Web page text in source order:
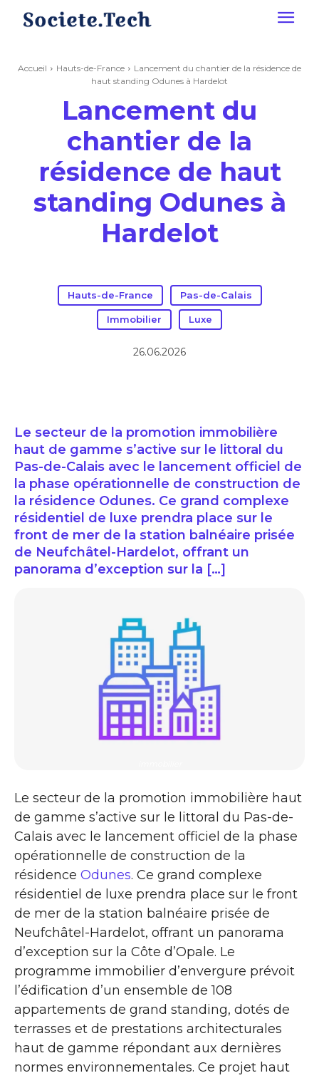
Accueil Hauts-de-France
Lancement du chantier de la résidence de
haut standing Odunes à Hardelot
Lancement du
chantier de la
résidence de haut
standing Odunes à
Hardelot
Hauts-de-France Pas-de-Calais
Immobilier Luxe
26.06.2026
Le secteur de la promotion immobilière
haut de gamme s’active sur le littoral du
Pas-de-Calais avec le lancement officiel de
la phase opérationnelle de construction de
la résidence Odunes. Ce grand complexe
résidentiel de luxe prendra place sur le
front de mer de la station balnéaire prisée
de Neufchâtel-Hardelot, offrant un
panorama d’exception sur la […]
Le secteur de la promotion immobilière haut
de gamme s’active sur le littoral du Pas-de-
Calais avec le lancement officiel de la phase
opérationnelle de construction de la
résidence Odunes. Ce grand complexe
résidentiel de luxe prendra place sur le front
de mer de la station balnéaire prisée de
Neufchâtel-Hardelot, offrant un panorama
d’exception sur la Côte d’Opale. Le
programme immobilier d’envergure prévoit
l’édification d’un ensemble de 108
appartements de grand standing, dotés de
terrasses et de prestations architecturales
haut de gamme répondant aux dernières
normes environnementales. Ce projet haut